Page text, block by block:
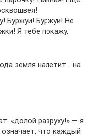
Буржуи! Буржуи! Не
Я тебе покажу,
земля налетит… на
«долой разруху!» — я
что каждый